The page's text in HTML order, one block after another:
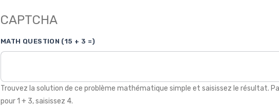
CAPTCHA
MATH QUESTION (15 + 3 =)
Trouvez la solution de ce problème mathématique simple et saisissez le résultat.
pour 1 + 3, saisissez 4.